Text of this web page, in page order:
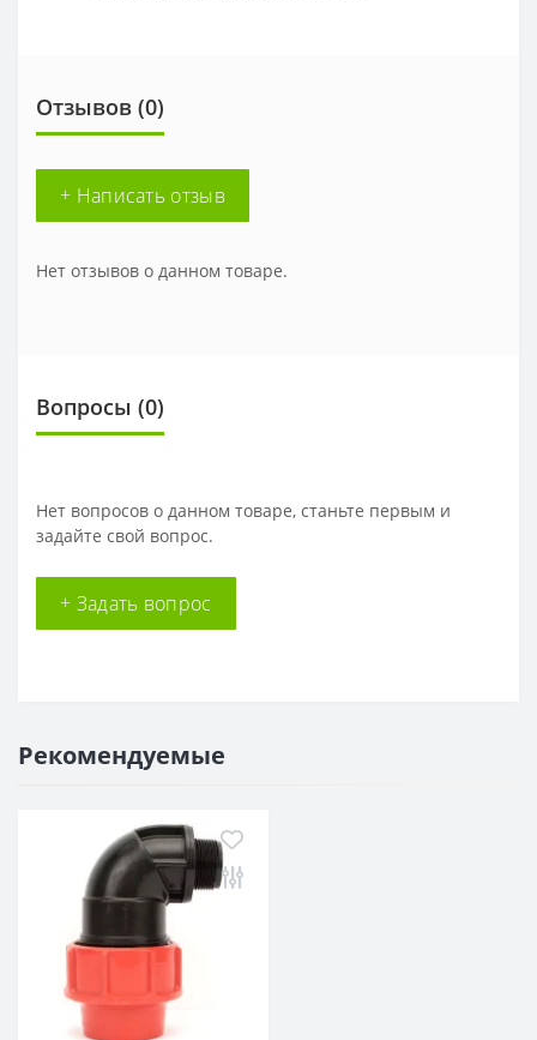
Отзывов (0)
+ Написать отзыв
Нет отзывов о данном товаре.
Вопросы (0)
Нет вопросов о данном товаре, станьте первым и
задайте свой вопрос.
+ Задать вопрос
Рекомендуемые